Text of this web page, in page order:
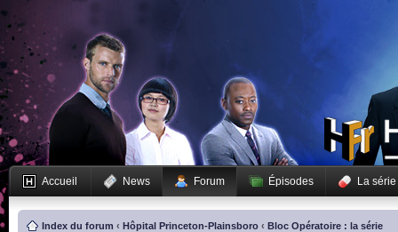
Accueil News Forum Épisodes La série
Index du forum ‹ Hôpital Princeton-Plainsboro ‹ Bloc Opératoire : la série